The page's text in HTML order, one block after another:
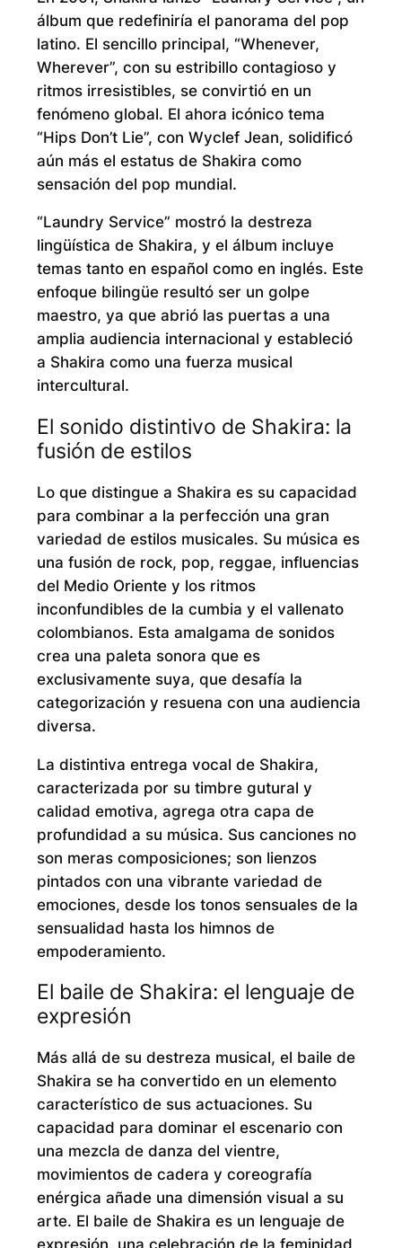
álbum que redefiniría el panorama del pop
latino. El sencillo principal, “Whenever,
Wherever”, con su estribillo contagioso y
ritmos irresistibles, se convirtió en un
fenómeno global. El ahora icónico tema
“Hips Don’t Lie”, con Wyclef Jean, solidificó
aún más el estatus de Shakira como
sensación del pop mundial.
“Laundry Service” mostró la destreza
lingüística de Shakira, y el álbum incluye
temas tanto en español como en inglés. Este
enfoque bilingüe resultó ser un golpe
maestro, ya que abrió las puertas a una
amplia audiencia internacional y estableció
a Shakira como una fuerza musical
intercultural.
El sonido distintivo de Shakira: la
fusión de estilos
Lo que distingue a Shakira es su capacidad
para combinar a la perfección una gran
variedad de estilos musicales. Su música es
una fusión de rock, pop, reggae, influencias
del Medio Oriente y los ritmos
inconfundibles de la cumbia y el vallenato
colombianos. Esta amalgama de sonidos
crea una paleta sonora que es
exclusivamente suya, que desafía la
categorización y resuena con una audiencia
diversa.
La distintiva entrega vocal de Shakira,
caracterizada por su timbre gutural y
calidad emotiva, agrega otra capa de
profundidad a su música. Sus canciones no
son meras composiciones; son lienzos
pintados con una vibrante variedad de
emociones, desde los tonos sensuales de la
sensualidad hasta los himnos de
empoderamiento.
El baile de Shakira: el lenguaje de
expresión
Más allá de su destreza musical, el baile de
Shakira se ha convertido en un elemento
característico de sus actuaciones. Su
capacidad para dominar el escenario con
una mezcla de danza del vientre,
movimientos de cadera y coreografía
enérgica añade una dimensión visual a su
arte. El baile de Shakira es un lenguaje de